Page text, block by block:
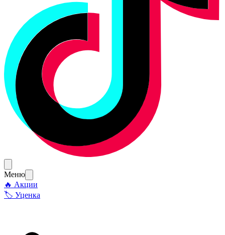
Меню
🔥 Акции
🏷 Уценка